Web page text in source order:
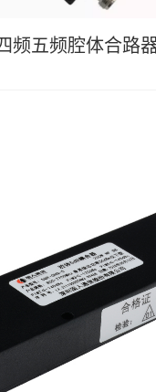
频五频腔体合路